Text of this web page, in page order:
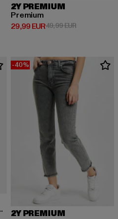
49,99 EUR
2Y PREMIUM
Premium
29,99 EUR
Derzeitiger Preis: 29,99 EUR
49,99 EURAktionspreis:
Jeans Mid
-40%
2Y PREMIUM